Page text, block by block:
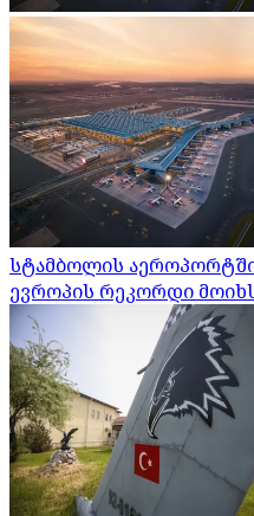
სტამბოლის
ევროპის რეკორდი